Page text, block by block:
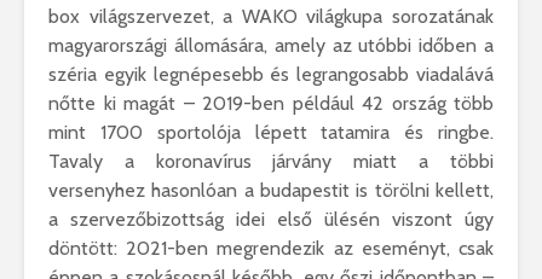
box világszervezet, a WAKO világkupa sorozatának
magyarországi állomására, amely az utóbbi időben a
széria egyik legnépesebb és legrangosabb viadalává
nőtte ki magát – 2019-ben például 42 ország több
mint 1700 sportolója lépett tatamira és ringbe.
Tavaly a koronavírus járvány miatt a többi
versenyhez hasonlóan a budapestit is törölni kellett,
a szervezőbizottság idei első ülésén viszont úgy
döntött: 2021-ben megrendezik az eseményt, csak